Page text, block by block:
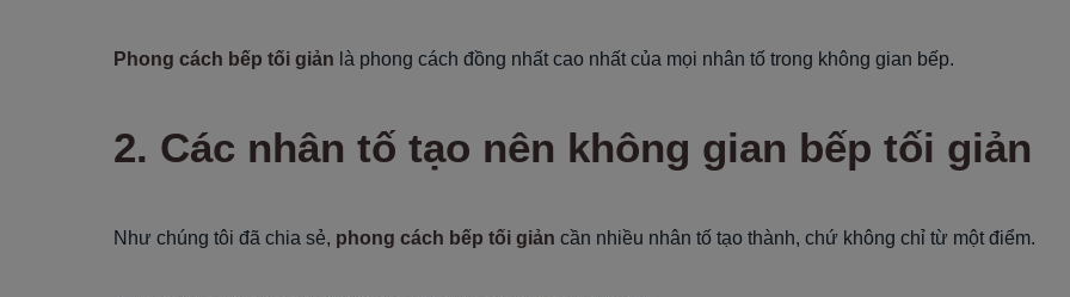
Phong cách bếp tối giản là phong cách đồng nhất cao nhất của mọi nhân tố trong không gian bếp.
2. Các nhân tố tạo nên không gian bếp tối giản
Như chúng tôi đã chia sẻ, phong cách bếp tối giản cần nhiều nhân tố tạo thành, chứ không chỉ từ một điểm.